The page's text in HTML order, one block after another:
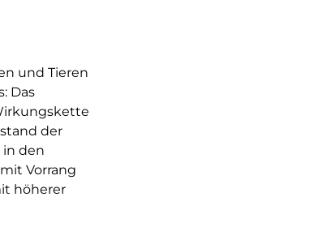
und Tieren
Das
der
in den
Vorrang
höherer